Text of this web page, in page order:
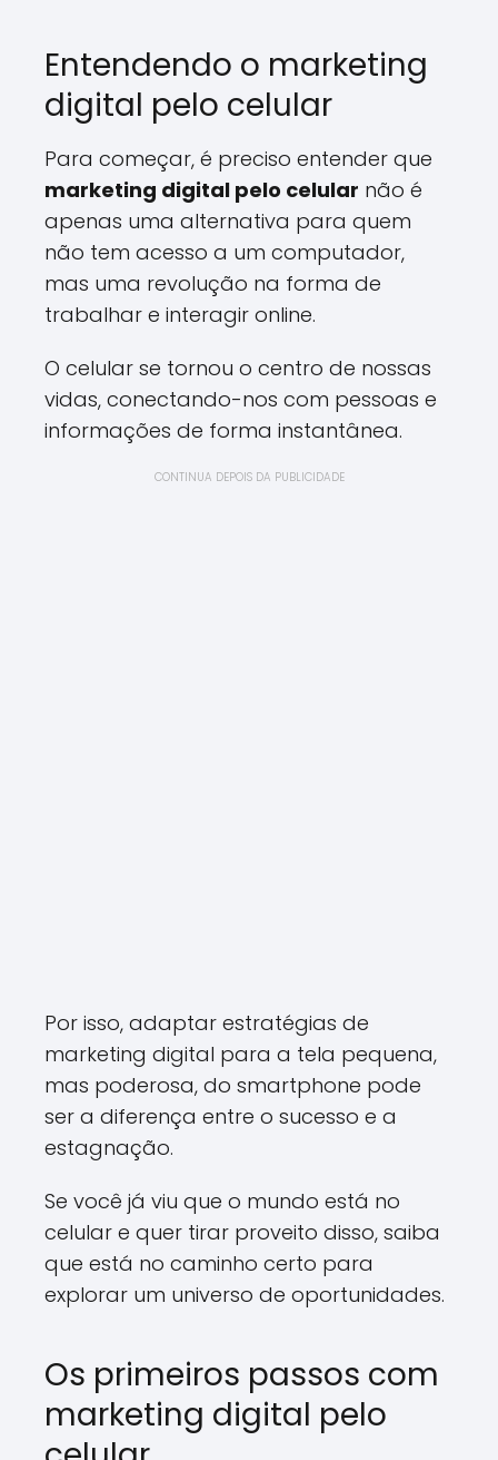
Entendendo o marketing
digital pelo celular
Para começar, é preciso entender que
marketing digital pelo celular não é
apenas uma alternativa para quem
não tem acesso a um computador,
mas uma revolução na forma de
trabalhar e interagir online.
O celular se tornou o centro de nossas
vidas, conectando-nos com pessoas e
informações de forma instantânea.
CONTINUA DEPOIS DA PUBLICIDADE
Por isso, adaptar estratégias de
marketing digital para a tela pequena,
mas poderosa, do smartphone pode
ser a diferença entre o sucesso e a
estagnação.
Se você já viu que o mundo está no
celular e quer tirar proveito disso, saiba
que está no caminho certo para
explorar um universo de oportunidades.
Os primeiros passos com
marketing digital pelo